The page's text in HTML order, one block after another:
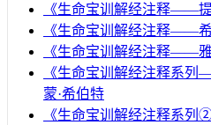
《生命宝训解经注释——
《生命宝训解经注释——
《生命宝训解经注释——
《生命宝训解经注释系
蒙·希伯特
《生命宝训解经注释系